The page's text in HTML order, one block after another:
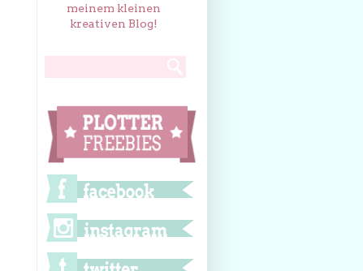
meinem kleinen
kreativen Blog!